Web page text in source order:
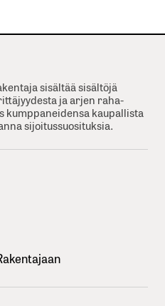
sisältää sisältöjä
ja arjen raha-
kumppaneidensa kaupallista
sijoitussuosituksia.